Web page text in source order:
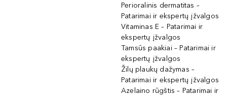
Perioralinis dermatitas –
Patarimai ir ekspertų įžvalgos
Vitaminas E – Patarimai ir
ekspertų įžvalgos
Tamsūs paakiai – Patarimai ir
ekspertų įžvalgos
Žilų plaukų dažymas –
Patarimai ir ekspertų įžvalgos
Azelaino rūgštis – Patarimai ir